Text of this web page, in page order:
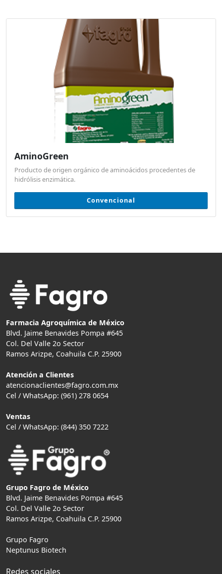
AminoGreen
Producto de origen orgánico de aminoácidos procedentes de
hidrólisis enzimática.
Convencional
Farmacia Agroquímica de México
Blvd. Jaime Benavides Pompa #645
Col. Del Valle 2o Sector
Ramos Arizpe, Coahuila C.P. 25900
Atención a Clientes
atencionaclientes@fagro.com.mx
Cel / WhatsApp: (961) 278 0654
Ventas
Cel / WhatsApp: (844) 350 7222
Grupo Fagro de México
Blvd. Jaime Benavides Pompa #645
Col. Del Valle 2o Sector
Ramos Arizpe, Coahuila C.P. 25900
Grupo Fagro
Neptunus Biotech
Redes sociales